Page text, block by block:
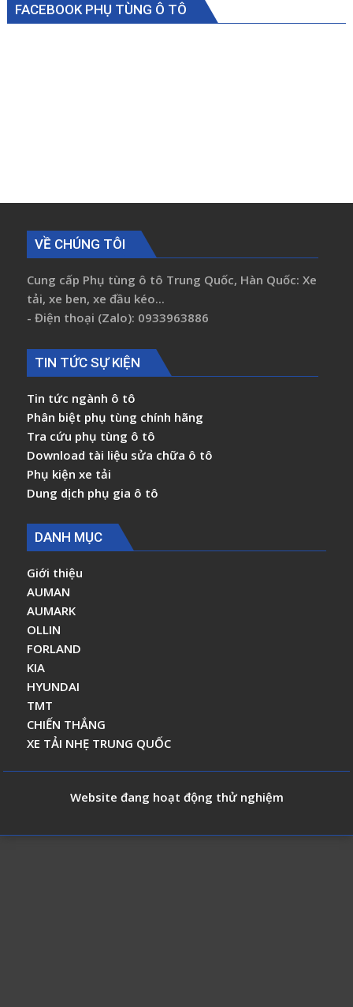
FACEBOOK PHỤ TÙNG Ô TÔ
VỀ CHÚNG TÔI
Cung cấp Phụ tùng ô tô Trung Quốc, Hàn Quốc: Xe
tải, xe ben, xe đầu kéo...
- Điện thoại (Zalo): 0933963886
TIN TỨC SỰ KIỆN
Tin tức ngành ô tô
Phân biệt phụ tùng chính hãng
Tra cứu phụ tùng ô tô
Download tài liệu sửa chữa ô tô
Phụ kiện xe tải
Dung dịch phụ gia ô tô
DANH MỤC
Giới thiệu
AUMAN
AUMARK
OLLIN
FORLAND
KIA
HYUNDAI
TMT
CHIẾN THẮNG
XE TẢI NHẸ TRUNG QUỐC
Website đang hoạt động thử nghiệm